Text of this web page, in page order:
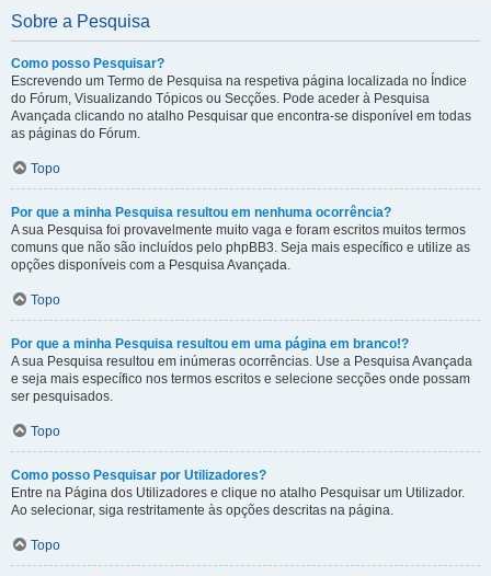
Sobre a Pesquisa
Como posso Pesquisar?
Escrevendo um Termo de Pesquisa na respetiva página localizada no Índice
do Fórum, Visualizando Tópicos ou Secções. Pode aceder à Pesquisa
Avançada clicando no atalho Pesquisar que encontra-se disponível em todas
as páginas do Fórum.
Topo
Por que a minha Pesquisa resultou em nenhuma ocorrência?
A sua Pesquisa foi provavelmente muito vaga e foram escritos muitos termos
comuns que não são incluídos pelo phpBB3. Seja mais específico e utilize as
opções disponíveis com a Pesquisa Avançada.
Topo
Por que a minha Pesquisa resultou em uma página em branco!?
A sua Pesquisa resultou em inúmeras ocorrências. Use a Pesquisa Avançada
e seja mais específico nos termos escritos e selecione secções onde possam
ser pesquisados.
Topo
Como posso Pesquisar por Utilizadores?
Entre na Página dos Utilizadores e clique no atalho Pesquisar um Utilizador.
Ao selecionar, siga restritamente às opções descritas na página.
Topo